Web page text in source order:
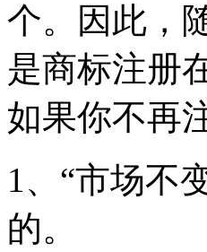
个。因此，
是商标注册
如果你不再
1、“市场不
的。